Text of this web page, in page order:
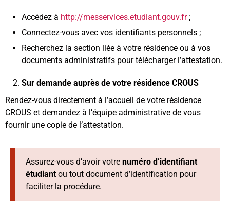
Accédez à http://messervices.etudiant.gouv.fr;
Connectez-vous avec vos identifiants personnels ;
Recherchez la section liée à votre résidence ou à vos
documents administratifs pour télécharger l’attestation.
Sur demande auprès de votre résidence CROUS
Rendez-vous directement à l’accueil de votre résidence
CROUS et demandez à l’équipe administrative de vous
fournir une copie de l’attestation.
Assurez-vous d’avoir votre numéro d’identifiant
étudiant ou tout document d’identification pour
faciliter la procédure.